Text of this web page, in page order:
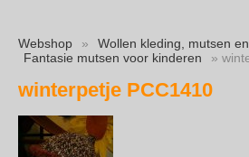
Webshop » Wollen kleding, mutsen
Fantasie mutsen voor kinderen
»
winterpetje PCC1410